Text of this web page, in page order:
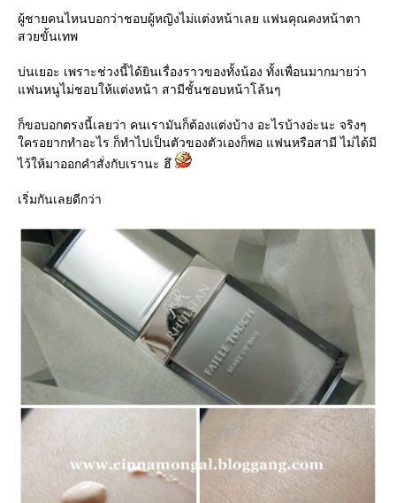
ผู้ชายคนไหนบอกว่าชอบผู้หญิงไม่แต่งหน้าเลย แฟนคุณคงหน้าตา
สวยขั้นเทพ
บ่นเยอะ เพราะช่วงนี้ได้ยินเรื่องราวของทั้งน้อง ทั้งเพื่อนมากมายว่า
ฟนหนูไม่ชอบให้แต่งหน้า สามีชั้นชอบหน้าโล้นๆ
ก็ขอบอกตรงนี้เลยว่า คนเรามันก็ต้องแต่งบ้าง อะไรบ้างอ่ะนะ จริงๆ
ครอยากทำอะไร ก็ทำไปเป็นตัวของตัวเองก็พอ แฟนหรือสามี ไม่ได้มี
ไว้ให้มาออกคำสั่งกับเรานะ ฮึ
เริ่มกันเลยดีกว่า